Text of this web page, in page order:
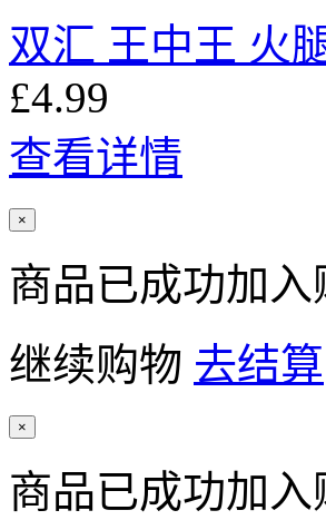
双汇 王中王 火
£4.99
查看详情
×
商品已成功加入
继续购物 去结算
×
商品已成功加入